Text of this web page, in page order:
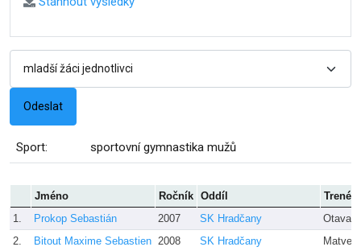
Sport: sportovní gymnastika mužů
Jméno Ročník Oddíl
Trenér
1.
Prokop Sebastián 2007 SK Hradčany
Otava
2.
Bitout Maxime Sebastien 2008 SK Hradčany
Matvei